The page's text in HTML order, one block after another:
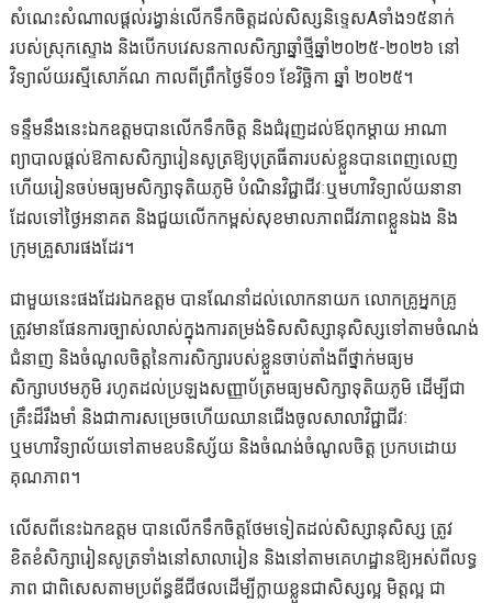
សំណេះសំណាលផ្ដល់រង្វាន់លើកទឹកចិត្តដល់សិស្សនិទ្ទេសAទាំង១៥នាក់
របស់ស្រុកស្ទោង និងបើកបវេសនកាលសិក្សាឆ្នាំថ្មីឆ្នាំ២០២៥-២០២៦ នៅ
វិទ្យាល័យរស្មីសោភ័ណ កាលពីព្រឹកថ្ងៃទី០១ ខែវិច្ឆិកា ឆ្នាំ ២០២៥។
ទន្ទឹមនឹងនេះឯកឧត្តមបានលើកទឹកចិត្ត និងជំរុញដល់ឪពុកម្តាយ អាណា
ព្យាបាលផ្ដល់ឱកាសសិក្សារៀនសូត្រឱ្យបុត្រធីតារបស់ខ្លួនបានពេញលេញ
ហើយរៀនចប់មធ្យមសិក្សាទុតិយភូមិ បំណិនវិជ្ជាជីវៈឬមហាវិទ្យាល័យនានា
ដែលទៅថ្ងៃអនាគត និងជួយលើកកម្ពស់សុខមាលភាពជីវភាពខ្លួនឯង និង
ក្រុមគ្រួសារផងដែរ។
ជាមួយនេះផងដែរឯកឧត្តម បានណែនាំដល់លោកនាយក លោកគ្រូអ្នកគ្រូ
ត្រូវមានផែនការច្បាស់លាស់ក្នុងការតម្រង់ទិសសិស្សានុសិស្សទៅតាមចំណង់
ជំនាញ និងចំណូលចិត្តនៃការសិក្សារបស់ខ្លួនចាប់តាំងពីថ្នាក់មធ្យម
សិក្សាបឋមភូមិ រហូតដល់ប្រឡងសញ្ញាប័ត្រមធ្យមសិក្សាទុតិយភូមិ ដើម្បីជា
គ្រឹះដ៏រឹងមាំ និងជាការសម្រេចហើយឈានជើងចូលសាលាវិជ្ជាជីវៈ
ឬមហាវិទ្យាល័យទៅតាមឧបនិស្ស័យ និងចំណង់ចំណូលចិត្ត ប្រកបដោយ
គុណភាព។
លើសពីនេះឯកឧត្តម បានលើកទឹកចិត្តថែមទៀតដល់សិស្សានុសិស្ស ត្រូវ
ខិតខំសិក្សារៀនសូត្រទាំងនៅសាលារៀន និងនៅតាមគេហដ្ឋានឱ្យអស់ពីលទ្ធ
ភាព ជាពិសេសតាមប្រព័ន្ធឌីជីថលដើម្បីក្លាយខ្លួនជាសិស្សល្អ មិត្តល្អ ជា